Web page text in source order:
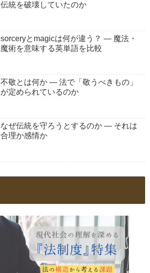
伝統を破壊していたのか
sorceryとmagicは何が違う？ ― 魔法・
魔術を意味する英単語を比較
不敬とは何か ― 法で「敬うべきもの」
が定められているのか
なぜ伝統を守ろうとするのか ― それは
合理か感情か